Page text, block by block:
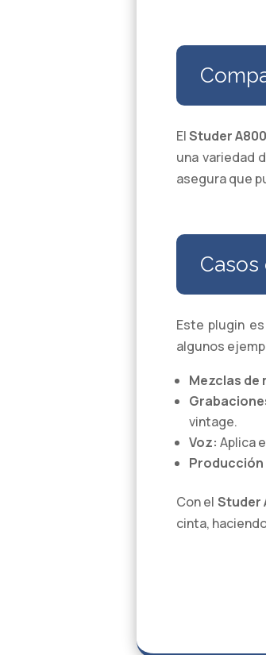
ElStuder
una variedad
asegura que
Este plugin
algunos
Mezclas de
vintage.
Voz: Aplica
Producción
Con el Studer
cinta,